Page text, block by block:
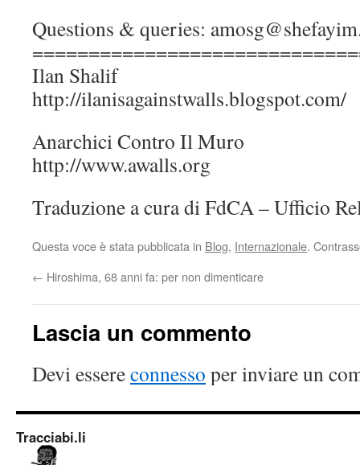
Questions & queries:
Ilan Shalif
http://ilanisagainstwalls.blogspot.com/
Anarchici Contro Il Muro
http://www.awalls.org
Traduzione a cura di FdCA – Ufficio
Questa voce è stata pubblicata in Blog, Internazionale.
← Hiroshima, 68 anni fa: per non dimenticare
Lascia un commento
Devi essereconnesso per inviare un
Tracciabi.li